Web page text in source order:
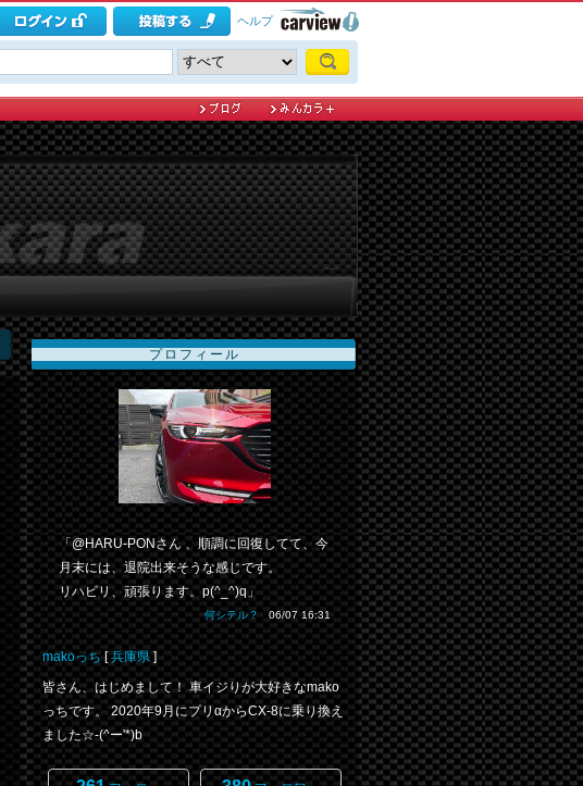
ヘルプ
プロフィール
「@HARU-PONさん 、順調に回復してて、今
月末には、退院出来そうな感じです。
リハビリ、頑張ります。p(^_^)q」
何シテル？ 06/07 16:31
makoっち [兵庫県 ]
皆さん、はじめまして！ 車イジりが大好きなmako
っちです。 2020年9月にプリαからCX-8に乗り換え
ました☆-(^ー'*)b